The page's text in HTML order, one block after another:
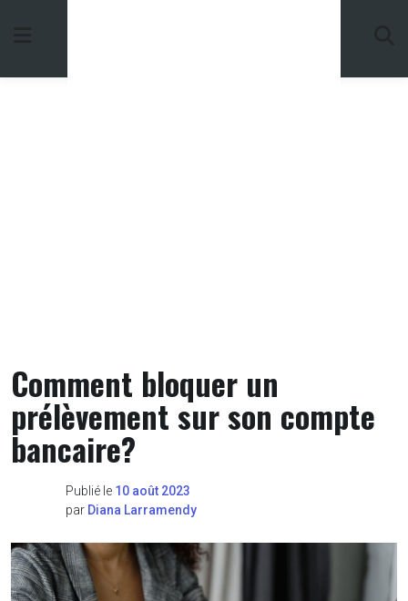
Comment bloquer un
prélèvement sur son compte
bancaire?
Publié le 10 août 2023
par Diana Larramendy